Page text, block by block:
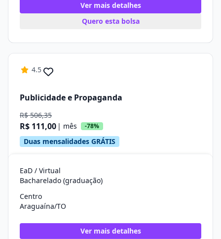
Ver mais detalhes
Quero esta bolsa
4.5
Publicidade e Propaganda
R$ 506,35
R$ 111,00 | mês -78%
Duas mensalidades GRÁTIS
EaD / Virtual
Bacharelado (graduação)
Centro
Araguaína/TO
Ver mais detalhes